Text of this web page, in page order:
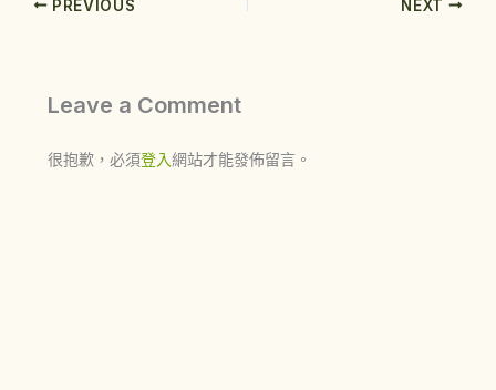
PREVIOUS NEXT
Leave a Comment
很抱歉，必須登入網站才能發佈留言。